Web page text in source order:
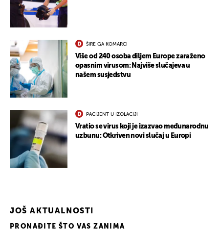
ŠIRE GA KOMARCI
Više od 240 osoba diljem Europe zaraženo
opasnim virusom: Najviše slučajeva u
našem susjedstvu
PACIJENT U IZOLACIJI
Vratio se virus koji je izazvao međunarodnu
uzbunu: Otkriven novi slučaj u Europi
JOŠ AKTUALNOSTI
PRONAĐITE ŠTO VAS ZANIMA